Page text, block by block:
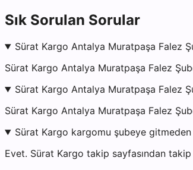
Sık Sorulan Sorular
Sürat Kargo Antalya Muratpaşa Falez
Sürat Kargo Antalya Muratpaşa Falez
Sürat Kargo Antalya Muratpaşa Falez
Sürat Kargo Antalya Muratpaşa Falez
Sürat Kargo kargomu şubeye
Evet. Sürat Kargo takip sayfasından